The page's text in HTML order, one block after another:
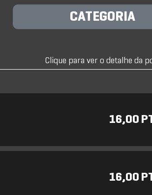
CATEGORIA
Clique para ver o detalhe da
16,00
16,00